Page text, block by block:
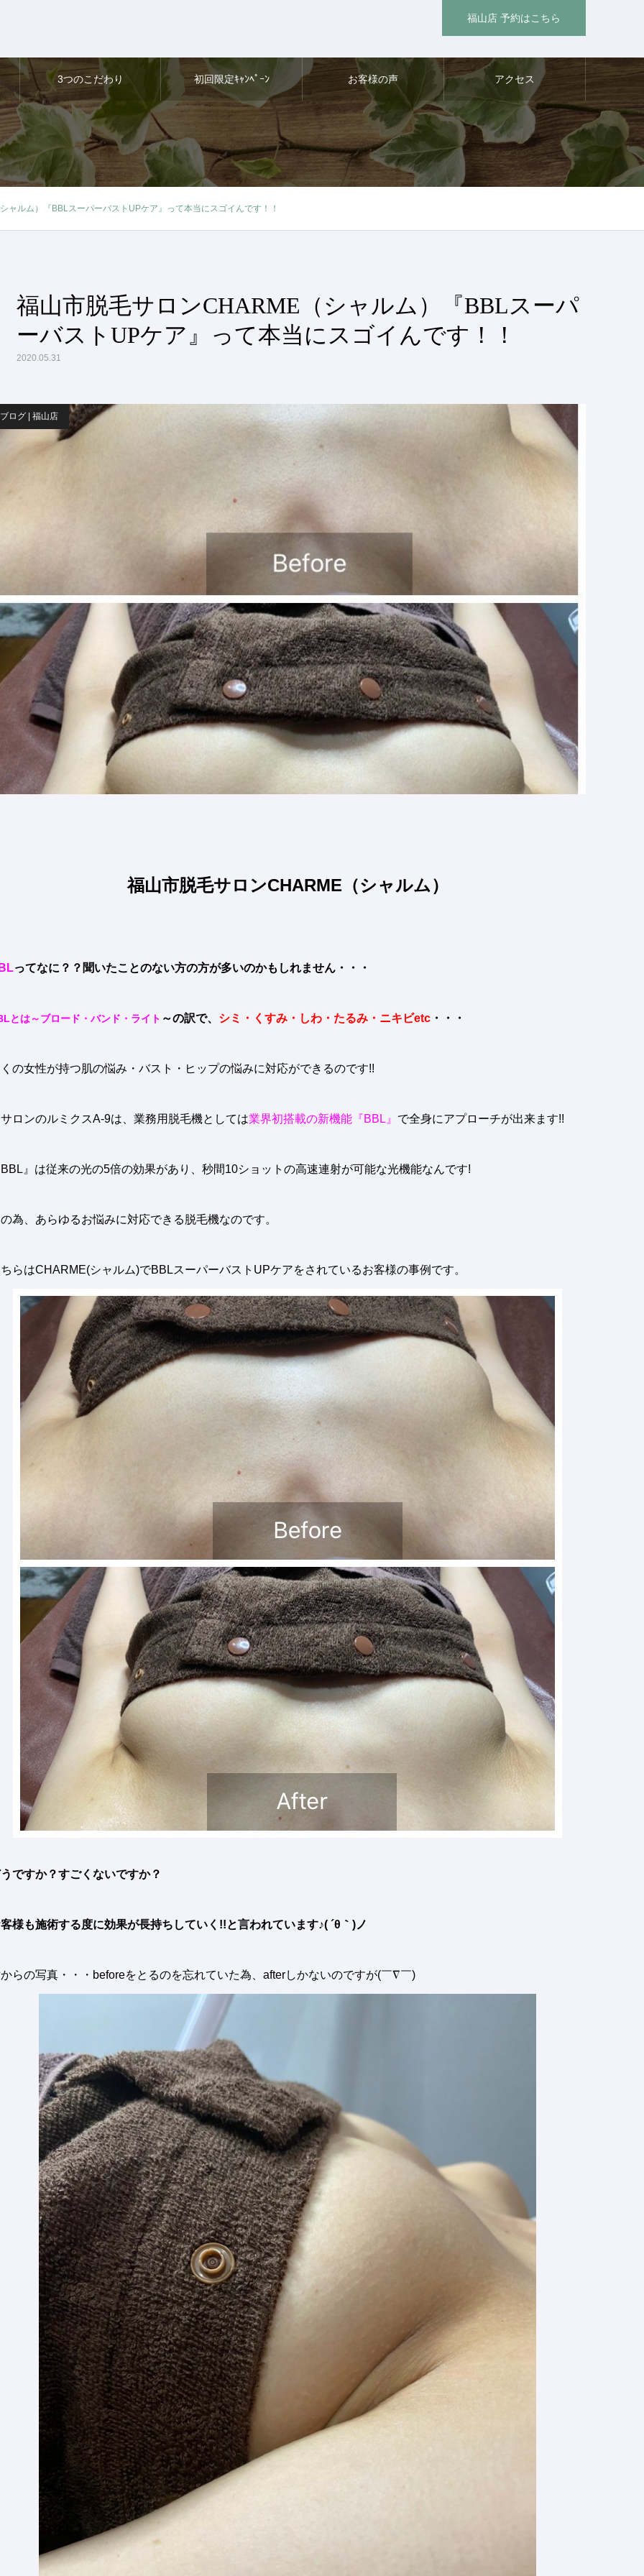
福山店 予約はこちら
3つのこだわり 初回限定ｷｬﾝﾍﾟｰﾝ お客様の声 アクセス
ャルム）『BBLスーパーバストUPケア』って本当にスゴイんです！！
福山市脱毛サロンCHARME（シャルム）『BBLスーパ
ーバストUPケア』って本当にスゴイんです！！
2020.05.31
ブログ | 福山店
福山市脱毛サロンCHARME（シャルム）
ってなに？？聞いたことのない方の方が多いのかもしれません・・・
とは～ブロード・バンド・ライト ～の訳で、 シミ・くすみ・しわ・たるみ・ニキビetc ・・・
の女性が持つ肌の悩み・バスト・ヒップの悩みに対応ができるのです!!
ロンのルミクスA-9は、業務用脱毛機としては業界初搭載の新機能『BBL』 で全身にアプローチが出来ます!!
』は従来の光の5倍の効果があり、秒間10ショットの高速連射が可能な光機能なんです!
為、あらゆるお悩みに対応できる脱毛機なのです。
らはCHARME(シャルム)でBBLスーパーバストUPケアをされているお客様の事例です。
ですか？すごくないですか？
様も施術する度に効果が長持ちしていく!!と言われています♪( ´θ｀)ノ
らの写真・・・beforeをとるのを忘れていた為、afterしかないのですが(￣∇￣)